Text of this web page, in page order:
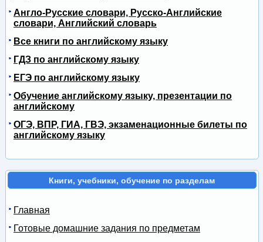
Англо-Русские словари, Русско-Английские
словари, Английский словарь
Все книги по английскому языку
ГДЗ по английскому языку
ЕГЭ по английскому языку
Обучение английскому языку, презентации по
английскому
ОГЭ, ВПР, ГИА, ГВЭ, экзаменационные билеты по
английскому языку
Книги, учебники, обучение по разделам
Главная
Готовые домашние задания по предметам